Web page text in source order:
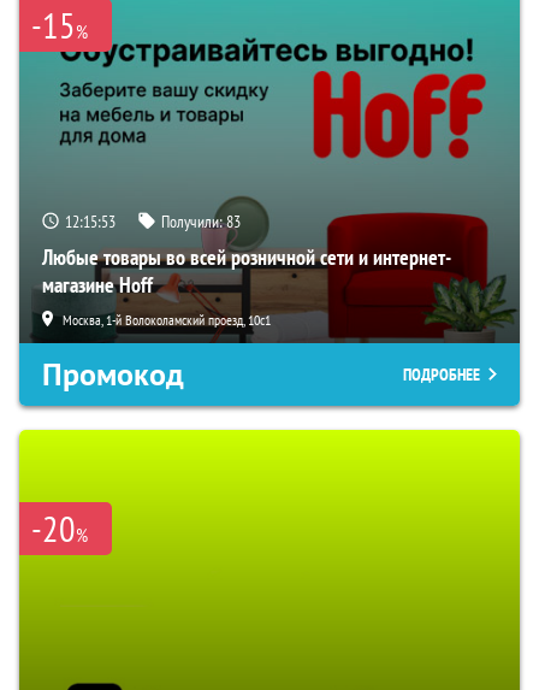
-15%
12:15:52 Получили:83
Любые товары во всей розничной сети и интернет-
магазине Hoff
Москва, 1-й Волоколамский проезд, 10с1
Промокод ПОДРОБНЕЕ
-20%